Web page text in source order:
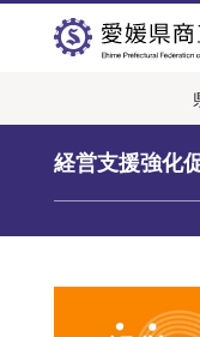
経営支援強化